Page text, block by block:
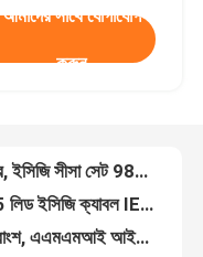
আমাদের সাথে যোগাযোগ
করুন
Phlip M1644A ইন্টেলিভ ইসিজি ক্যাবল 5 লিড পুনরায় ব্যবহারযোগ্য 989803144991
ফ্লিপ এম১১৯৬এ ইসিজি রিপ্লেস পার্টস, ফিঙ্গার ক্লিপ সেন্সর ৩এম ৮ পিন কানেক্টর সহ
ফ্লিপ পুনরায় ব্যবহারযোগ্য ফিঙ্গার ক্লিপ সেন্সর 2M d হেড M1191B Ref 989803144371